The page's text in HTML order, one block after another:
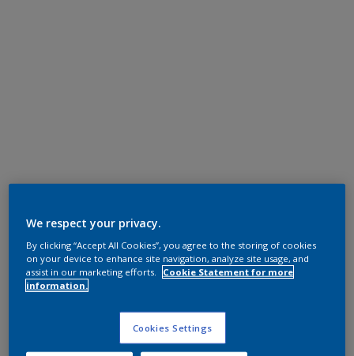
We respect your privacy.
By clicking “Accept All Cookies”, you agree to the storing of cookies
on your device to enhance site navigation, analyze site usage, and
assist in our marketing efforts.
Cookie Statement for more
information.
Cookies Settings